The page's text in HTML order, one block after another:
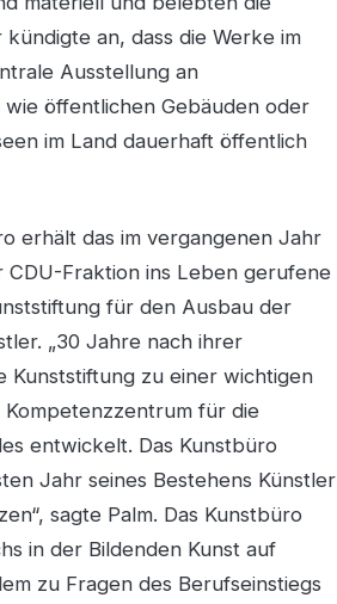
an, dass die Werke im
Ausstellung an
öffentlichen Gebäuden oder
im Land dauerhaft öffentlich
erhält das im vergangenen Jahr
CDU-Fraktion ins Leben gerufene
für den Ausbau der
„30 Jahre nach ihrer
Kunststiftung zu einer wichtigen
für die
entwickelt. Das Kunstbüro
Jahr seines Bestehens Künstler
sagte Palm. Das Kunstbüro
in der Bildenden Kunst auf
zu Fragen des Berufseinstiegs